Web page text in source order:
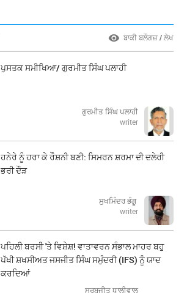
ਬਾਕੀ ਬਲੌਗਜ਼ / ਲੇਖ
ਪੁਸਤਕ ਸਮੀਖਿਆ/ ਗੁਰਮੀਤ ਸਿੰਘ ਪਲਾਹੀ
ਗੁਰਮੀਤ ਸਿੰਘ ਪਲਾਹੀ
writer
ਹਨੇਰੇ ਨੂੰ ਹਰਾ ਕੇ ਰੌਸ਼ਨੀ ਬਣੀ: ਸਿਮਰਨ ਸ਼ਰਮਾ ਦੀ ਦਲੇਰੀ
ਭਰੀ ਦੌੜ
ਸੁਖਮਿੰਦਰ ਭੰਗੂ
writer
ਪਹਿਲੀ ਬਰਸੀ 'ਤੇ ਵਿਸ਼ੇਸ਼! ਵਾਤਾਵਰਨ ਸੰਭਾਲ ਮਾਹਰ ਬਹੁ
ਪੱਖੀ ਸ਼ਖਸੀਅਤ ਜਸਜੀਤ ਸਿੰਘ ਸਮੁੰਦਰੀ (IFS) ਨੂੰ ਯਾਦ
ਕਰਦਿਆਂ
ਸਰਬਜੀਤ ਧਾਲੀਵਾਲ